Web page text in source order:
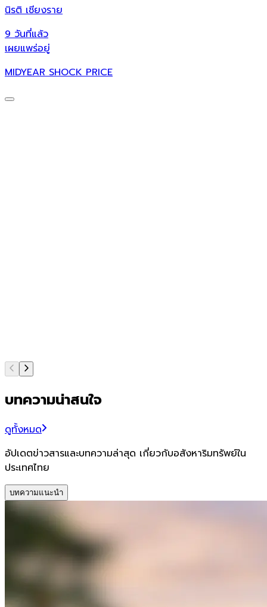
นิรติ เชียงราย
9 วันที่แล้ว
เผยแพร่อยู่
MIDYEAR SHOCK PRICE
บทความน่าสนใจ
ดูทั้งหมด
อัปเดตข่าวสารและบทความล่าสุด เกี่ยวกับอสังหาริมทรัพย์ใน
ประเทศไทย
บทความแนะนำ